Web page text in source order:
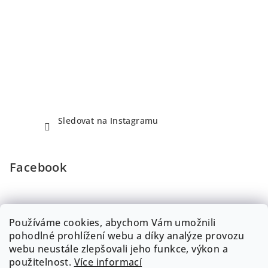
Používáme cookies, abychom Vám umožnili
pohodlné prohlížení webu a díky analýze provozu
webu neustále zlepšovali jeho funkce, výkon a
použitelnost. Více informací
Sledovat na Instagramu
Facebook
Přijímáme online platby